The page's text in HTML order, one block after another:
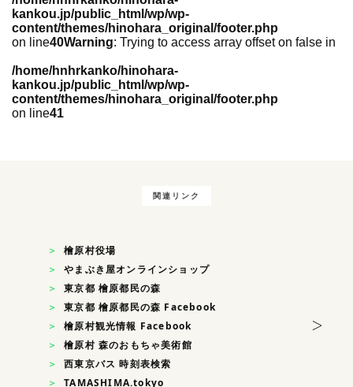
kankou.jp/public_html/wp/wp-
content/themes/hinohara_original/footer.php
on line40Warning: Trying to access array offset on false in
/home/hnhrkanko/hinohara-
kankou.jp/public_html/wp/wp-
content/themes/hinohara_original/footer.php
on line41
関連リンク
檜原村役場
やまぶき屋オンラインショップ
東京都 檜原都民の森
東京都 檜原都民の森 Facebook
檜原村観光情報 Facebook
檜原村 森のおもちゃ美術館
西東京バス 時刻表検索
TAMASHIMA.tokyo
>